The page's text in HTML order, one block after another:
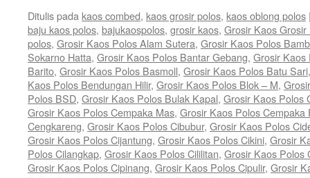
Ditulis pada kaos combed, kaos grosir polos, kaos oblong polos
baju kaos polos, bajukaospolos, grosir kaos, Grosir Kaos
polos, Grosir Kaos Polos Alam Sutera, Grosir Kaos Polos
Sokarno Hatta, Grosir Kaos Polos Bantar Gebang, Grosir Kaos
Barito, Grosir Kaos Polos Basmoll, Grosir Kaos Polos Batu Sari
Kaos Polos Bendungan Hilir, Grosir Kaos Polos Blok – M,
Polos BSD, Grosir Kaos Polos Bulak Kapal, Grosir Kaos Polos
Grosir Kaos Polos Cempaka Mas, Grosir Kaos Polos Cempaka
Cengkareng, Grosir Kaos Polos Cibubur, Grosir Kaos Polos
Grosir Kaos Polos Cijantung, Grosir Kaos Polos Cikini, Grosir
Polos Cilangkap, Grosir Kaos Polos Cililitan, Grosir Kaos Polos
Grosir Kaos Polos Cipinang, Grosir Kaos Polos Cipulir, Grosir